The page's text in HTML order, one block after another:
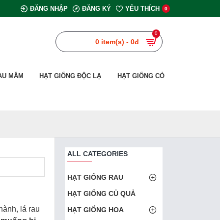
ĐĂNG NHẬP ĐĂNG KÝ YÊU THÍCH 0
0 item(s) - 0đ
0
MẦM HẠT GIỐNG ĐỘC LẠ HẠT GIỐNG CỎ
lá rau
ALL CATEGORIES
HẠT GIỐNG RAU
HẠT GIỐNG CỦ QUẢ
HẠT GIỐNG HOA